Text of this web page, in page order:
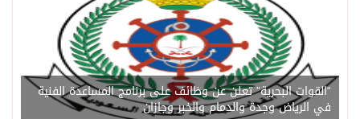
“القوات البحرية” تعلن عن وظائف على برنامج المساعدة الفنية
في الرياض وجدة والدمام والخبر وجازان